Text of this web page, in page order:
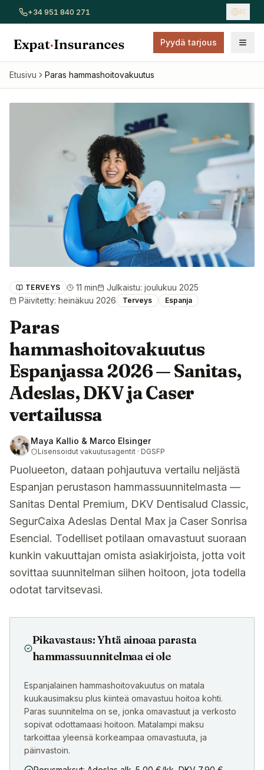
+34 951 840 271 FI
Pyydä tarjous
Näytä kaikki vakuutukset Autovakuutus
Etusivu Paras hammashoitovakuutus
TERVEYS 11 min Julkaistu:joulukuu 2025
Päivitetty: heinäkuu 2026 Terveys Espanja
Paras
hammashoitovakuutus
Espanjassa 2026 — Sanitas,
Adeslas, DKV ja Caser
vertailussa
Maya Kallio & Marco Elsinger
Lisensoidut vakuutusagentit · DGSFP
Puolueeton, dataan pohjautuva vertailu neljästä
Espanjan perustason hammassuunnitelmasta —
Sanitas Dental Premium, DKV Dentisalud Classic,
SegurCaixa Adeslas Dental Max ja Caser Sonrisa
Esencial. Todelliset potilaan omavastuut suoraan
kunkin vakuuttajan omista asiakirjoista, jotta voit
sovittaa suunnitelman siihen hoitoon, jota todella
odotat tarvitsevasi.
Pikavastaus: Yhtä ainoaa parasta
hammassuunnitelmaa ei ole
Espanjalainen hammashoitovakuutus on matala
kuukausimaksu plus kiinteä omavastuu hoitoa kohti.
Paras suunnitelma on se, jonka omavastuut ja verkosto
sopivat odottamaasi hoitoon. Matalampi maksu
tarkoittaa yleensä korkeampaa omavastuuta, ja
päinvastoin.